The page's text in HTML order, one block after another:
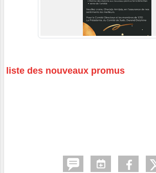
liste des nouveaux promus